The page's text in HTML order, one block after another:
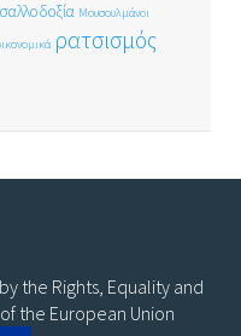
Μουσουλμάνοι
ρατσισμός
the Rights, Equality and
the European Union